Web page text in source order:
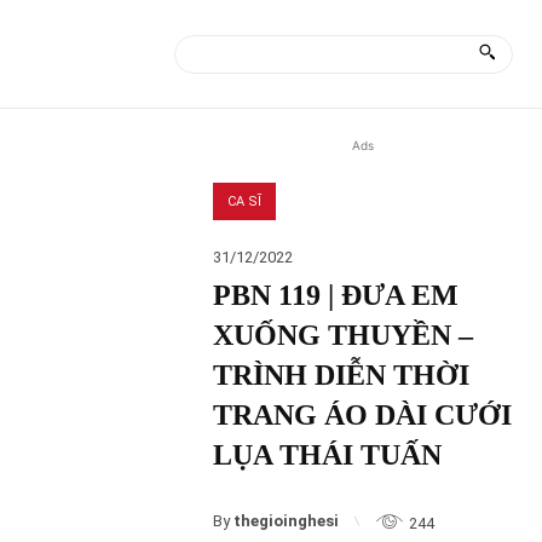
Ads
CA SĨ
31/12/2022
PBN 119 | ĐƯA EM
XUỐNG THUYỀN –
TRÌNH DIỄN THỜI
TRANG ÁO DÀI CƯỚI
LỤA THÁI TUẤN
By thegioinghesi 244